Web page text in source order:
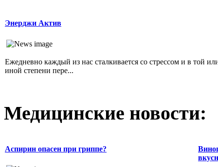
Энерджи Актив
Ежедневно каждый из нас сталкивается со стрессом и в той
иной степени пере...
Медицинские новости:
Аспирин опасен при гриппе?